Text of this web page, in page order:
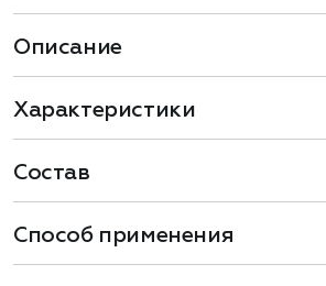
Описание
Характеристики
Состав
Способ применения